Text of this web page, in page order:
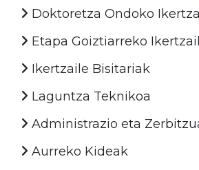
Doktoretza Ondoko
Etapa Goiztiarreko
Ikertzaile Bisitariak
Laguntza Teknikoa
Administrazio eta
Aurreko Kideak